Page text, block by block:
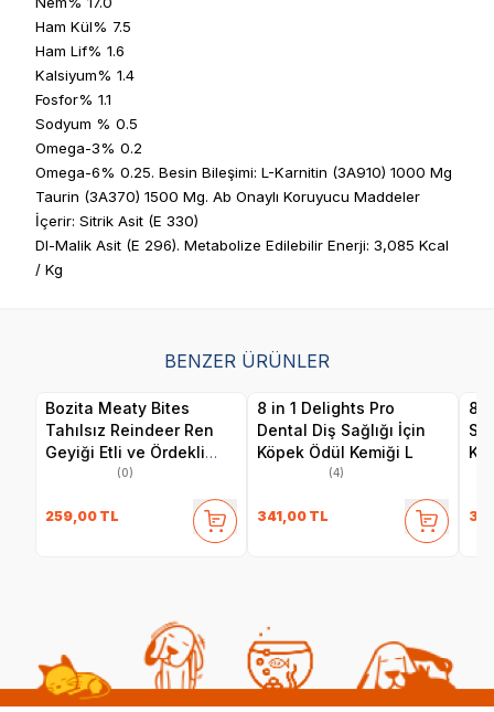
Ham Kül% 7.5
Ham Lif% 1.6
Kalsiyum% 1.4
Fosfor% 1.1
Sodyum % 0.5
Omega-3% 0.2
Omega-6% 0.25. Besin Bileşimi: L-Karnitin (3A910) 1000 Mg
Taurin (3A370) 1500 Mg. Ab Onaylı Koruyucu Maddeler
İçerir: Sitrik Asit (E 330)
Dl-Malik Asit (E 296). Metabolize Edilebilir Enerji: 3,085 Kcal
/ Kg
BENZER ÜRÜNLER
Bozita Meaty Bites
Tahılsız Reindeer Ren
Geyiği Etli ve Ördekli
Köpek Ödül Maması 70
(0)
259,00 TL
8 in 1 Delights Pro
Dental Diş Sağlığı İçin
Köpek Ödül Kemiği L
(4)
341,00 TL
8